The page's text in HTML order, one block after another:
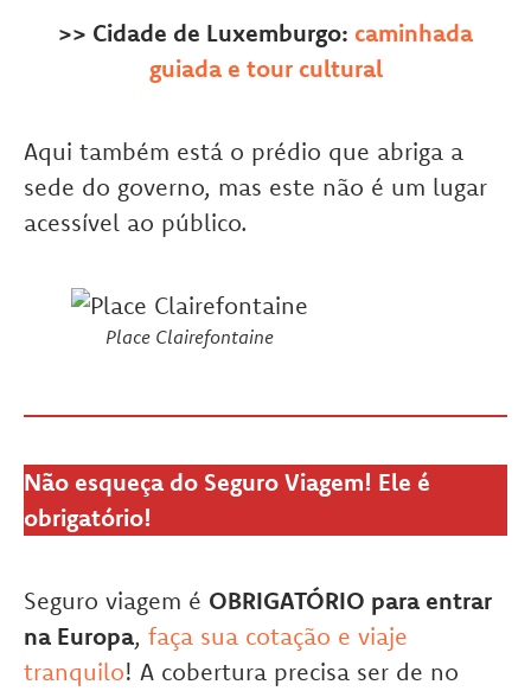
>> Cidade de Luxemburgo: caminhada
guiada e tour cultural
Aqui também está o prédio que abriga a
sede do governo, mas este não é um lugar
acessível ao público.
Place Clairefontaine
Não esqueça do Seguro Viagem! Ele é
obrigatório!
Seguro viagem é OBRIGATÓRIO para entrar
na Europa, faça sua cotação e viaje
tranquilo! A cobertura precisa ser de no